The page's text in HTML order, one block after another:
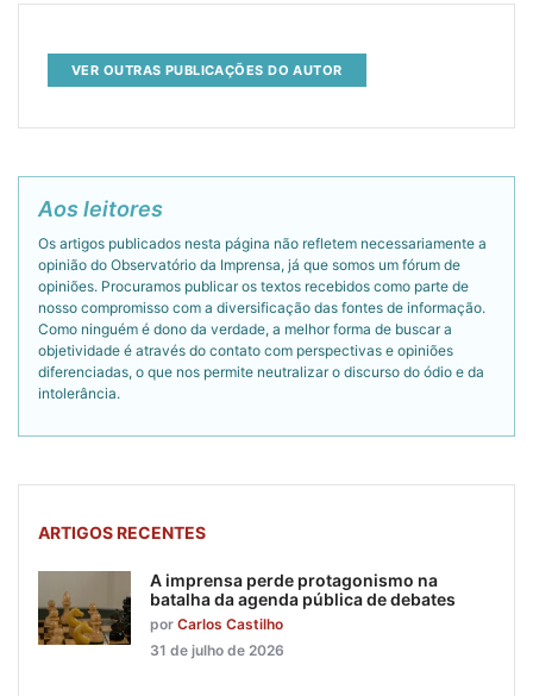
VER OUTRAS PUBLICAÇÕES DO AUTOR
Aos leitores
Os artigos publicados nesta página não refletem necessariamente a
opinião do Observatório da Imprensa, já que somos um fórum de
opiniões. Procuramos publicar os textos recebidos como parte de
nosso compromisso com a diversificação das fontes de informação.
Como ninguém é dono da verdade, a melhor forma de buscar a
objetividade é através do contato com perspectivas e opiniões
diferenciadas, o que nos permite neutralizar o discurso do ódio e da
intolerância.
ARTIGOS RECENTES
A imprensa perde protagonismo na
batalha da agenda pública de debates
por Carlos Castilho
31 de julho de 2026